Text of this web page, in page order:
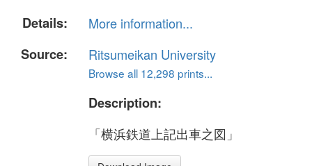
Details:
More information...
Source:
Ritsumeikan University
Browse all 12,298 prints...
Description:
「横浜鉄道上記出車之図」